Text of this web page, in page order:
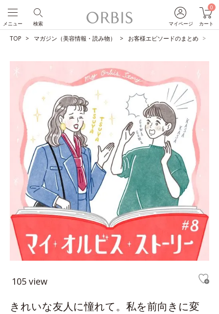
マイページ
0
カート
検索
メニュー
TOP マガジン（美容情報・読み物） お客様エピソードのまとめ
105 view
きれいな友人に憧れて。私を前向きに変